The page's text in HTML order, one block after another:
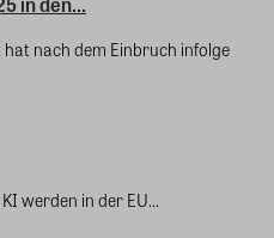
nach dem Einbruch infolge
werden in der EU...